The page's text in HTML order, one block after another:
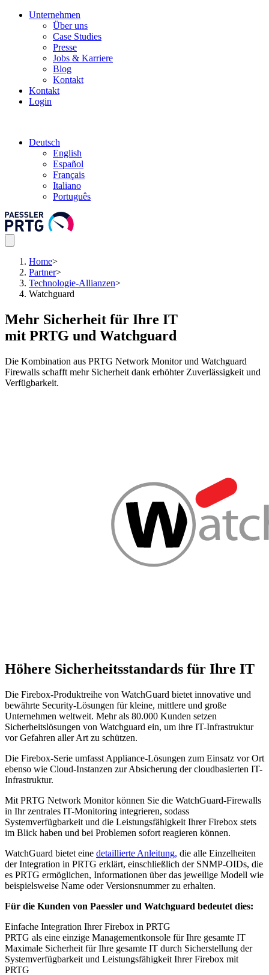
Unternehmen
Über uns
Case Studies
Presse
Jobs & Karriere
Blog
Kontakt
Kontakt
Login
Deutsch
English
Español
Français
Italiano
Português
Home>
Partner>
Technologie-Allianzen>
Watchguard
Mehr Sicherheit für Ihre IT
mit PRTG und Watchguard
Die Kombination aus PRTG Network Monitor und Watchguard
Firewalls schafft mehr Sicherheit dank erhöhter Zuverlässigkeit und
Verfügbarkeit.
Höhere Sicherheitsstandards für Ihre IT
Die Firebox-Produktreihe von WatchGuard bietet innovative und
bewährte Security-Lösungen für kleine, mittlere und große
Unternehmen weltweit. Mehr als 80.000 Kunden setzen
Sicherheitslösungen von Watchguard ein, um ihre IT-Infrastruktur
vor Gefahren aller Art zu schützen.
Die Firebox-Serie umfasst Appliance-Lösungen zum Einsatz vor Ort
ebenso wie Cloud-Instanzen zur Absicherung der cloudbasierten IT-
Infrastruktur.
Mit PRTG Network Monitor können Sie die WatchGuard-Firewalls
in Ihr zentrales IT-Monitoring integrieren, sodass
Systemverfügbarkeit und die Leistungsfähigkeit Ihrer Firebox stets
im Blick haben und bei Problemen sofort reagieren können.
WatchGuard bietet eine detaillierte Anleitung, die alle Einzelheiten
der Integration in PRTG erklärt, einschließlich der SNMP-OIDs, die
es PRTG ermöglichen, Informationen über das jeweilige Modell wie
beispielsweise Name oder Versionsnummer zu erhalten.
Für die Kunden von Paessler und Watchguard bedeutet dies:
Einfache Integration Ihrer Firebox in PRTG
PRTG als eine einzige Managementkonsole für Ihre gesamte IT
Maximale Sicherheit für Ihre gesamte IT durch Sicherstellung der
Systemverfügbarkeit und Leistungsfähigkeit Ihrer Firebox mit
PRTG